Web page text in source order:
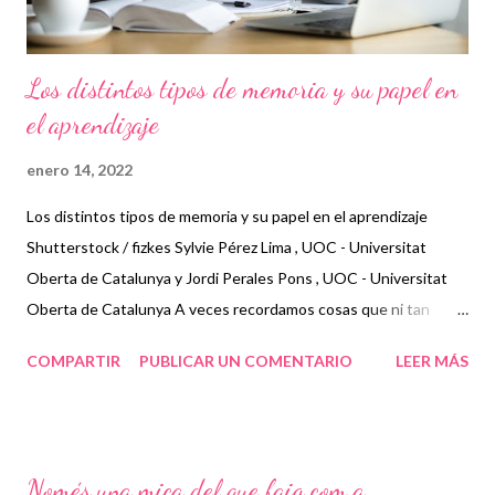
Los distintos tipos de memoria y su papel en
el aprendizaje
enero 14, 2022
Los distintos tipos de memoria y su papel en el aprendizaje
Shutterstock / fizkes Sylvie Pérez Lima , UOC - Universitat
Oberta de Catalunya y Jordi Perales Pons , UOC - Universitat
Oberta de Catalunya A veces recordamos cosas que ni tan
contrario: queremos recordar algo, que tenemos conciencia de
COMPARTIR PUBLICAR UN COMENTARIO LEER MÁS